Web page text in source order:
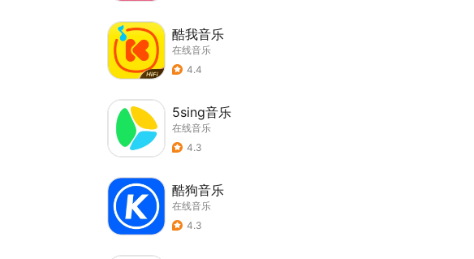
酷我音乐
在线音乐
4.4
5sing音乐
在线音乐
4.3
酷狗音乐
在线音乐
4.3